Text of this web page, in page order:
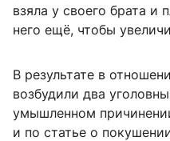
взяла у своего брата и
него ещё, чтобы
В результате в
возбудили два
умышленном
и по статье о